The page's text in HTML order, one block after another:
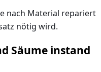
nach Material repariert
nötig wird.
Säume instand